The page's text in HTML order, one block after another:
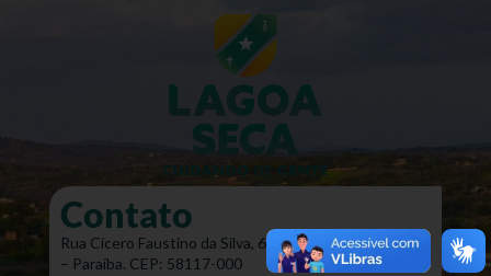
Contato
Rua Cícero Faustino da Silva, 647, Centro, Lagoa Seca
– Paraíba. CEP: 58117-000